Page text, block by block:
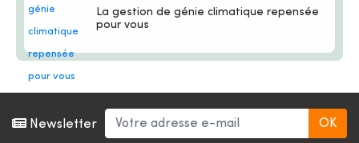
La gestion de génie climatique repensée
pour vous
Newsletter